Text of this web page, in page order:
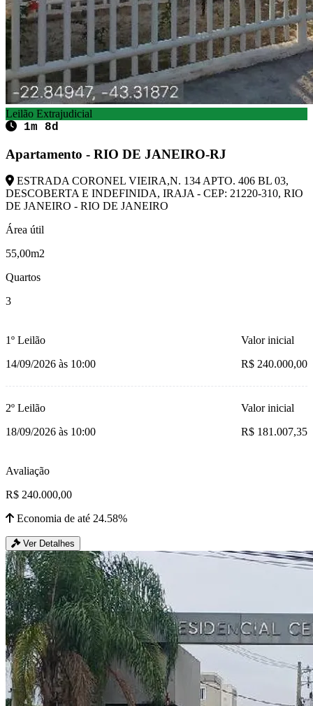
Leilão Extrajudicial
1m 8d
Apartamento - RIO DE JANEIRO-RJ
ESTRADA CORONEL VIEIRA,N. 134 APTO. 406 BL 03,
DESCOBERTA E INDEFINIDA, IRAJA - CEP: 21220-310, RIO
DE JANEIRO - RIO DE JANEIRO
Área útil
55,00m2
Quartos
3
1º Leilão
14/09/2026 às 10:00
Valor inicial
R$ 240.000,00
2º Leilão
18/09/2026 às 10:00
Valor inicial
R$ 181.007,35
Avaliação
R$ 240.000,00
Economia de até 24.58%
Ver Detalhes